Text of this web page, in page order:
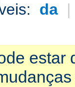
da |
estar